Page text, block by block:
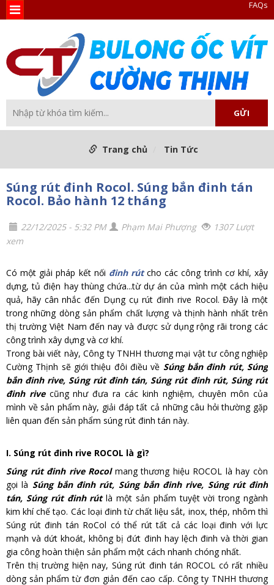
FAQs
Trang chủ Tin Tức
Súng rút đinh Rocol. Súng bắn đinh tán
Rocol. Bảo hành 12 tháng
22/12/2025 - 5:32 PM Phạm Mai Phượng
1307 Lượt
xem
Có một giải pháp kết nối đinh rútcho các công trình cơ khí, xây
dựng, tủ điện hay thùng chứa...từ dự án của mình một cách hiệu
quả, hãy cân nhắc đến Dụng cụ rút đinh rive Rocol. Đây là một
trong những dòng sản phẩm chất lượng và thịnh hành nhất trên
thị trường Việt Nam đến nay và được sử dụng rộng rãi trong các
công trình xây dựng và cơ khí.
Trong bài viết này, Công ty TNHH thương mại vật tư công nghiệp
Cường Thịnh sẽ giới thiệu đôi điều về Súng bắn đinh rút, Súng
bắn đinh rive, Súng rút đinh tán, Súng rút đinh rút, Súng rút
đinh rivecũng như đưa ra các kinh nghiệm, chuyên môn của
mình về sản phẩm này, giải đáp tất cả những câu hỏi thường gặp
liên quan đến sản phẩm súng rút đinh tán này.
I. Súng rút đinh rive ROCOL là gì?
Súng rút đinh rive Rocol mang thương hiệu ROCOL là hay còn
gọi là Súng bắn đinh rút, Súng bắn đinh rive, Súng rút đinh
tán, Súng rút đinh rútlà một sản phẩm tuyệt vời trong ngành
kim khí chế tạo. Các loại đinh từ chất liệu sắt, inox, thép, nhôm thì
Súng rút đinh tán RoCol có thể rút tất cả các loại đinh với lực
mạnh và dứt khoát, không bị đứt đinh hay lệch đinh và thời gian
gia công hoàn thiện sản phẩm một cách nhanh chóng nhất.
Trên thị trường hiện nay, Súng rút đinh tán ROCOL có rất nhiều
dòng sản phẩm từ đơn giản đến cao cấp. Công ty TNHH thương